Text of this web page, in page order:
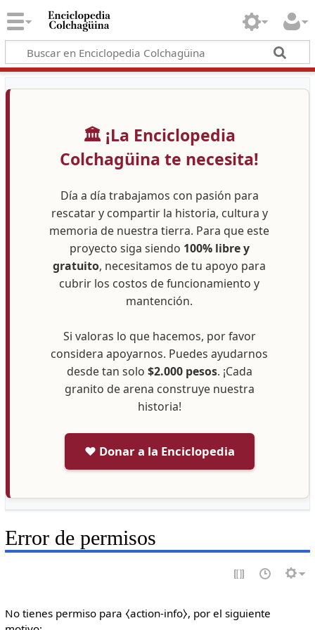
🏛️ ¡La Enciclopedia
Colchagüina te necesita!
Día a día trabajamos con pasión para
rescatar y compartir la historia, cultura y
memoria de nuestra tierra. Para que este
proyecto siga siendo 100% libre y
gratuito, necesitamos de tu apoyo para
cubrir los costos de funcionamiento y
mantención.
Si valoras lo que hacemos, por favor
considera apoyarnos. Puedes ayudarnos
desde tan solo $2.000 pesos. ¡Cada
granito de arena construye nuestra
historia!
❤️ Donar a la Enciclopedia
Error de permisos
No tienes permiso para ⧼action-info⧽, por el siguiente